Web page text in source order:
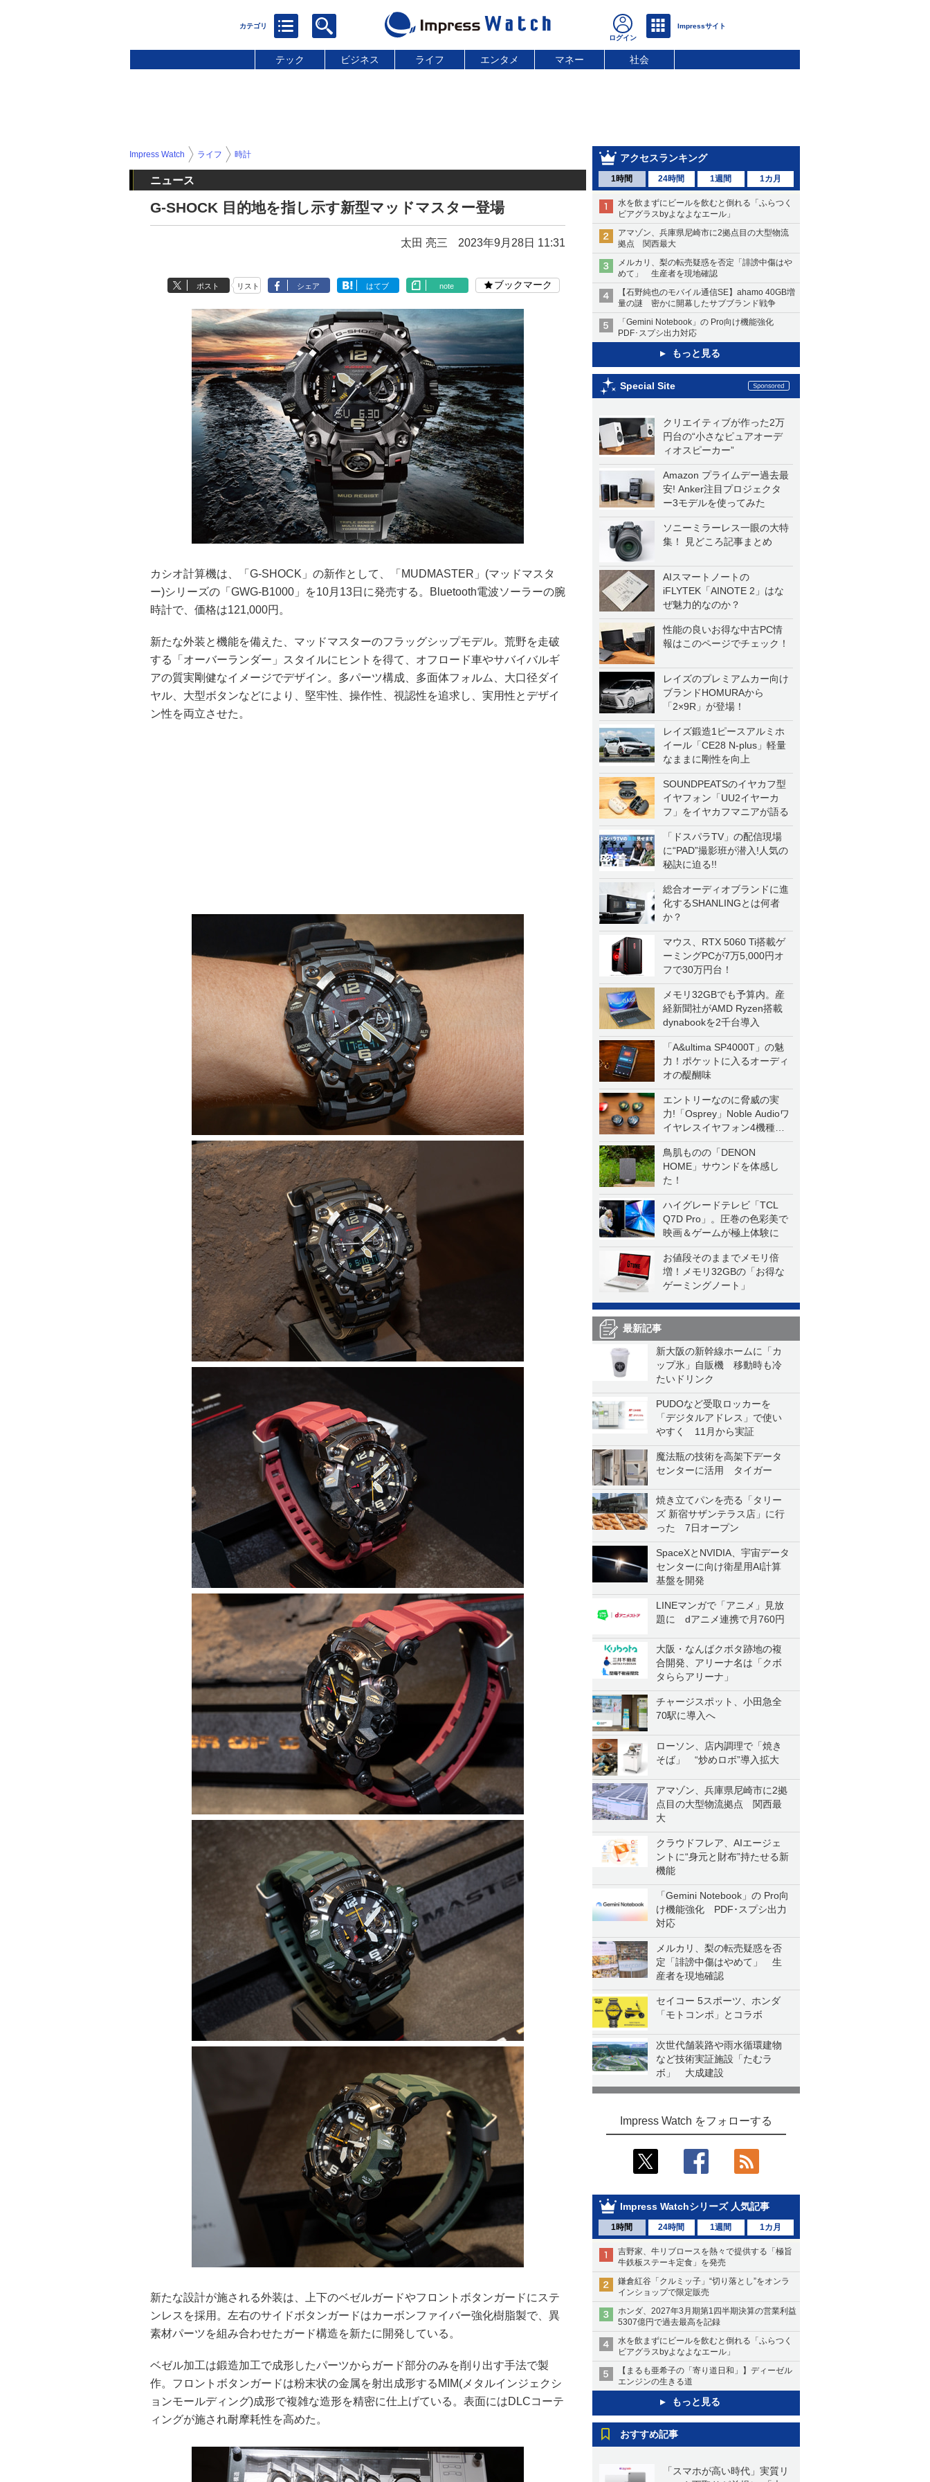
テック ビジネス ライフ エンタメ マネー 社会
アクセスランキング
1時間 24時間 1週間 1カ月
水を飲まずにビールを飲むと倒れる「ふらつく
ビアグラスbyよなよなエール」
アマゾン、兵庫県尼崎市に2拠点目の大型物流
拠点 関西最大
メルカリ、梨の転売疑惑を否定「誹謗中傷はや
めて」 生産者を現地確認
【石野純也のモバイル通信SE】ahamo 40GB増
量の謎 密かに開幕したサブブランド戦争
「Gemini Notebook」の Pro向け機能強化
PDF･スプシ出力対応
もっと見る
Special Site
クリエイティブが作った2万
円台の“小さなピュアオーデ
ィオスピーカー”
Amazon プライムデー過去最
安! Anker注目プロジェクタ
ー3モデルを使ってみた
ソニーミラーレス一眼の大特
集！ 見どころ記事まとめ
AIスマートノートの
iFLYTEK「AINOTE 2」はな
ぜ魅力的なのか？
性能の良いお得な中古PC情
報はこのページでチェック！
レイズのプレミアムカー向け
ブランドHOMURAから
「2×9R」が登場！
レイズ鍛造1ピースアルミホ
イール「CE28 N-plus」軽量
なままに剛性を向上
SOUNDPEATSのイヤカフ型
イヤフォン「UU2イヤーカ
フ」をイヤカフマニアが語る
「ドスパラTV」の配信現場
に“PAD”撮影班が潜入!人気の
秘訣に迫る!!
総合オーディオブランドに進
化するSHANLINGとは何者
か？
マウス、RTX 5060 Ti搭載ゲ
ーミングPCが7万5,000円オ
フで30万円台！
メモリ32GBでも予算内。産
経新聞社がAMD Ryzen搭載
dynabookを2千台導入
「A&ultima SP4000T」の魅
力！ポケットに入るオーディ
オの醍醐味
エントリーなのに脅威の実
力!「Osprey」Noble Audioワ
イヤレスイヤフォン4機種を
一気に聴く
鳥肌ものの「DENON
HOME」サウンドを体感し
た！
ハイグレードテレビ「TCL
Q7D Pro」。圧巻の色彩美で
映画＆ゲームが極上体験に
お値段そのままでメモリ倍
増！メモリ32GBの「お得な
ゲーミングノート」
最新記事
新大阪の新幹線ホームに「カ
ップ氷」自販機 移動時も冷
たいドリンク
PUDOなど受取ロッカーを
「デジタルアドレス」で使い
やすく 11月から実証
魔法瓶の技術を高架下データ
センターに活用 タイガー
焼き立てパンを売る「タリー
ズ 新宿サザンテラス店」に行
った 7日オープン
SpaceXとNVIDIA、宇宙データ
センターに向け衛星用AI計算
基盤を開発
LINEマンガで「アニメ」見放
題に dアニメ連携で月760円
大阪・なんばクボタ跡地の複
合開発、アリーナ名は「クボ
タららアリーナ」
チャージスポット、小田急全
70駅に導入へ
ローソン、店内調理で「焼き
そば」 “炒めロボ”導入拡大
アマゾン、兵庫県尼崎市に2拠
点目の大型物流拠点 関西最
大
クラウドフレア、AIエージェ
ントに“身元と財布”持たせる新
機能
「Gemini Notebook」の Pro向
け機能強化 PDF･スプシ出力
対応
メルカリ、梨の転売疑惑を否
定「誹謗中傷はやめて」 生
産者を現地確認
セイコー 5スポーツ、ホンダ
「モトコンポ」とコラボ
次世代舗装路や雨水循環建物
など技術実証施設「たむラ
ボ」 大成建設
Impress Watch をフォローする
Impress Watchシリーズ 人気記事
1時間 24時間 1週間 1カ月
吉野家、牛リブロースを熱々で提供する「極旨
牛鉄板ステーキ定食」を発売
鎌倉紅谷「クルミッ子」“切り落とし”をオンラ
インショップで限定販売
ホンダ、2027年3月期第1四半期決算の営業利益
5307億円で過去最高を記録
水を飲まずにビールを飲むと倒れる「ふらつく
ビアグラスbyよなよなエール」
【まるも亜希子の「寄り道日和」】ディーゼル
エンジンの生きる道
もっと見る
おすすめ記事
「スマホが高い時代」実質リ
Impress Watch ライフ 時計
ニュース
G-SHOCK 目的地を指し示す新型マッドマスター登場
太田 亮三 2023年9月28日 11:31
ポスト リスト シェア はてブ note ブックマーク
カシオ計算機は、「G-SHOCK」の新作として、「MUDMASTER」(マッドマスタ
ー)シリーズの「GWG-B1000」を10月13日に発売する。Bluetooth電波ソーラーの腕
時計で、価格は121,000円。
新たな外装と機能を備えた、マッドマスターのフラッグシップモデル。荒野を走破
する「オーバーランダー」スタイルにヒントを得て、オフロード車やサバイバルギ
アの質実剛健なイメージでデザイン。多パーツ構成、多面体フォルム、大口径ダイ
ヤル、大型ボタンなどにより、堅牢性、操作性、視認性を追求し、実用性とデザイ
ン性を両立させた。
新たな設計が施される外装は、上下のベゼルガードやフロントボタンガードにステ
ンレスを採用。左右のサイドボタンガードはカーボンファイバー強化樹脂製で、異
素材パーツを組み合わせたガード構造を新たに開発している。
ベゼル加工は鍛造加工で成形したパーツからガード部分のみを削り出す手法で製
作。フロントボタンガードは粉末状の金属を射出成形するMIM(メタルインジェクシ
ョンモールディング)成形で複雑な造形を精密に仕上げている。表面にはDLCコーテ
ィングが施され耐摩耗性を高めた。